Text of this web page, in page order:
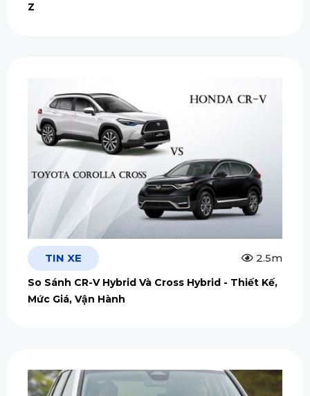
Z
TIN XE 2.5m
So Sánh CR-V Hybrid Và Cross Hybrid - Thiết Kế,
Mức Giá, Vận Hành